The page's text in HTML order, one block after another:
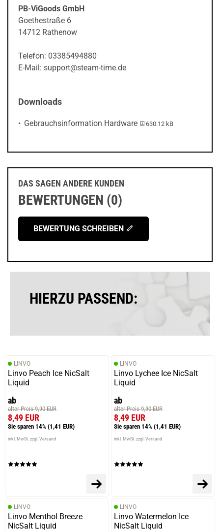
PB-ViGoods GmbH
Goethestraße 6
14712 Rathenow
Telefon: 03385494880
E-Mail: support@steam-time.de
Downloads
Gebrauchsinformation Hardware PDF-Datei:
630.12 kB
DAS SAGEN ANDERE KUNDEN
BEWERTUNGEN (0)
BEWERTUNG SCHREIBEN
HIERZU PASSEND:
LINVO
Linvo Peach Ice NicSalt
Liquid
ab
alter Preis 9,90 EUR
8,49 EUR
Sie sparen 14% (1,41 EUR)
inkl. MwSt. zzgl. Versand
LINVO
Linvo Lychee Ice NicSalt
Liquid
ab
alter Preis 9,90 EUR
8,49 EUR
Sie sparen 14% (1,41 EUR)
inkl. MwSt. zzgl. Versand
LINVO
Linvo Menthol Breeze
NicSalt Liquid
LINVO
Linvo Watermelon Ice
NicSalt Liquid